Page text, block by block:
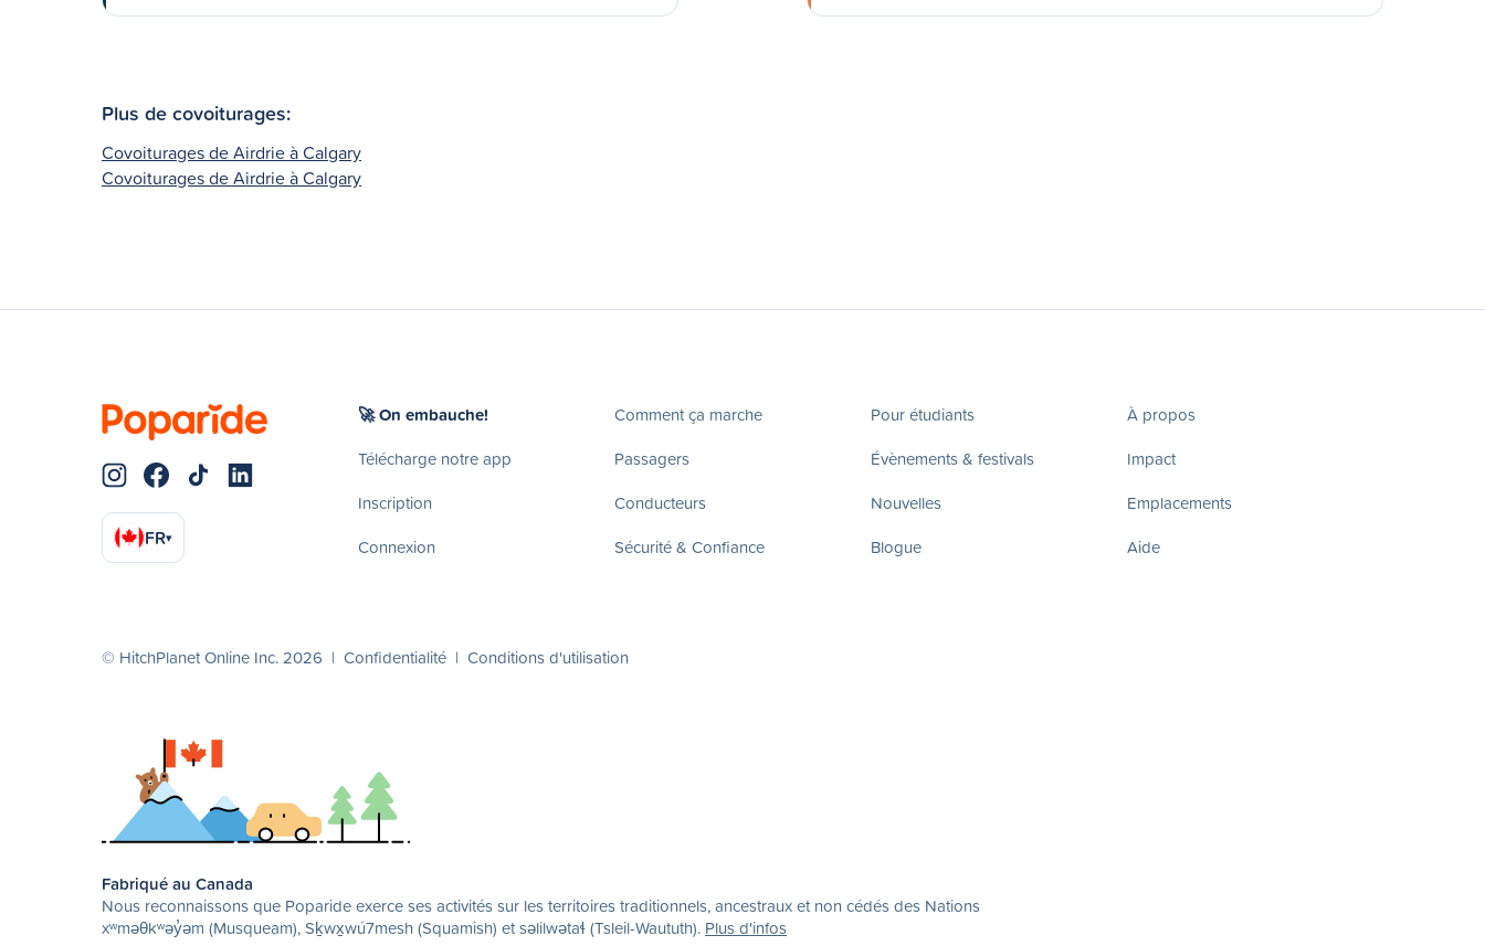
Plus de covoiturages:
Covoiturages de Airdrie à Calgary
Covoiturages de Airdrie à Calgary
FR▾
🚀 On embauche!
Télécharge notre app
Inscription
Connexion
Comment ça marche
Passagers
Conducteurs
Sécurité & Confiance
Pour étudiants
Évènements & festivals
Nouvelles
Blogue
À propos
Impact
Emplacements
Aide
© HitchPlanet Online Inc. 2026 | Confidentialité | Conditions d'utilisation
Fabriqué au Canada
Nous reconnaissons que Poparide exerce ses activités sur les territoires traditionnels, ancestraux et non cédés des Nations
xʷməθkʷəy̓əm (Musqueam), Sḵwx̱wú7mesh (Squamish) et səlilwətaɬ (Tsleil-Waututh). Plus d'infos